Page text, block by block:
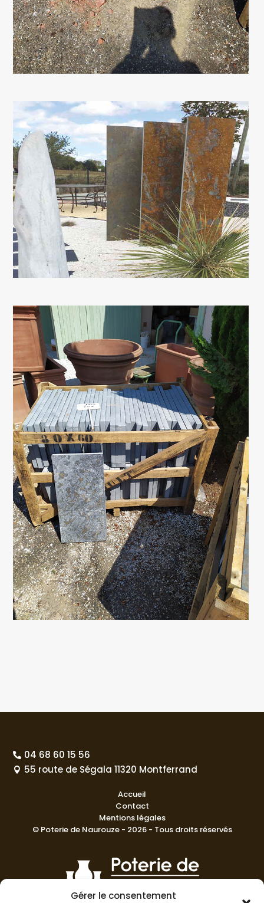
Gérer le consentement
 04 68 60 15 56
 55 route de Ségala 11320 Montferrand
Accueil
Contact
Mentions légales
© Poterie de Naurouze - 2026 - Tous droits réservés